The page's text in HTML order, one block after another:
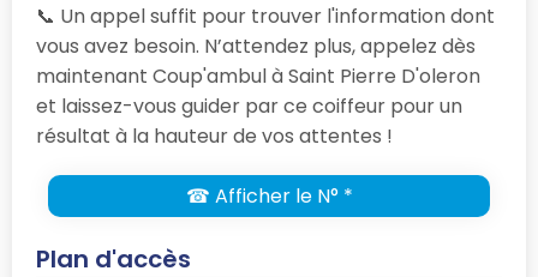
📞 Un appel suffit pour trouver l'information dont
vous avez besoin. N’attendez plus, appelez dès
maintenant Coup'ambul à Saint Pierre D'oleron
et laissez-vous guider par ce coiffeur pour un
résultat à la hauteur de vos attentes !
☎ Afficher le N° *
Plan d'accès